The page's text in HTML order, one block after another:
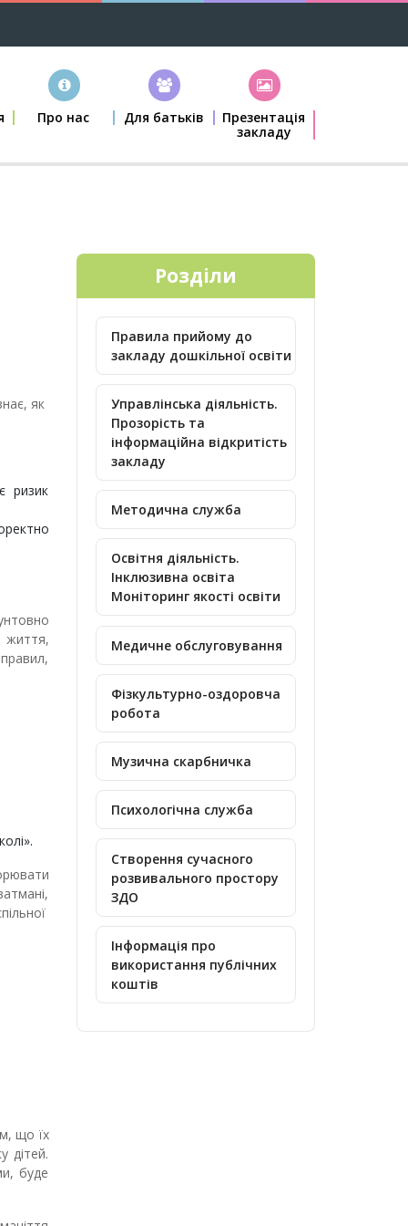
Про нас Для батьків
Презентація
закладу
як
ризик
життя,
що їх
дітей.
буде
Розділи
Правила прийому до
закладу дошкільної освіти
Управлінська діяльність.
Прозорість та
інформаційна відкритість
закладу
Методична служба
Освітня діяльність.
Інклюзивна освіта
Моніторинг якості освіти
Медичне обслуговування
Фізкультурно-оздоровча
робота
Музична скарбничка
Психологічна служба
Створення сучасного
розвивального простору
ЗДО
Інформація про
використання публічних
коштів